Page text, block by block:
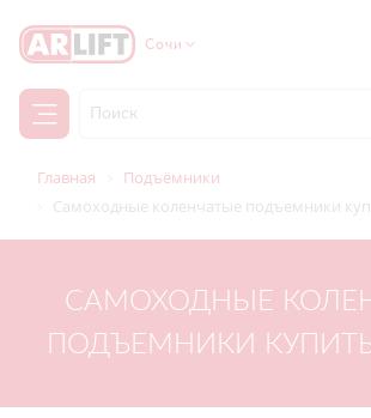
Сочи
Главная
Подъёмники
Самоходные коленчатые подъемники
САМОХОДНЫЕ
ПОДЪЕМНИКИ